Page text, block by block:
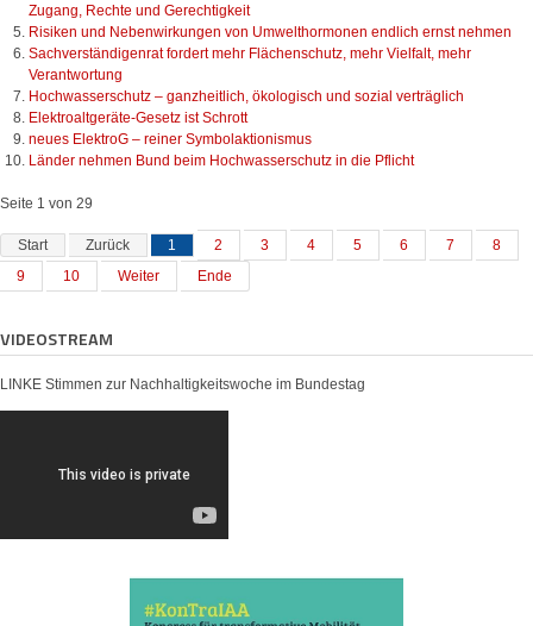
Zugang, Rechte und Gerechtigkeit
Risiken und Nebenwirkungen von Umwelthormonen endlich ernst nehmen
Sachverständigenrat fordert mehr Flächenschutz, mehr Vielfalt, mehr
Verantwortung
Hochwasserschutz – ganzheitlich, ökologisch und sozial verträglich
Elektroaltgeräte-Gesetz ist Schrott
neues ElektroG – reiner Symbolaktionismus
Länder nehmen Bund beim Hochwasserschutz in die Pflicht
Seite 1 von 29
Start Zurück 1 2 3 4 5 6 7
8
9
10 Weiter Ende
VIDEOSTREAM
LINKE Stimmen zur Nachhaltigkeitswoche im Bundestag